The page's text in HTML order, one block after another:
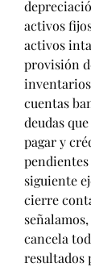
activos
activos
provisión
cuentas
deudas
pagar y
siguiente
cierre
cancela
resultados